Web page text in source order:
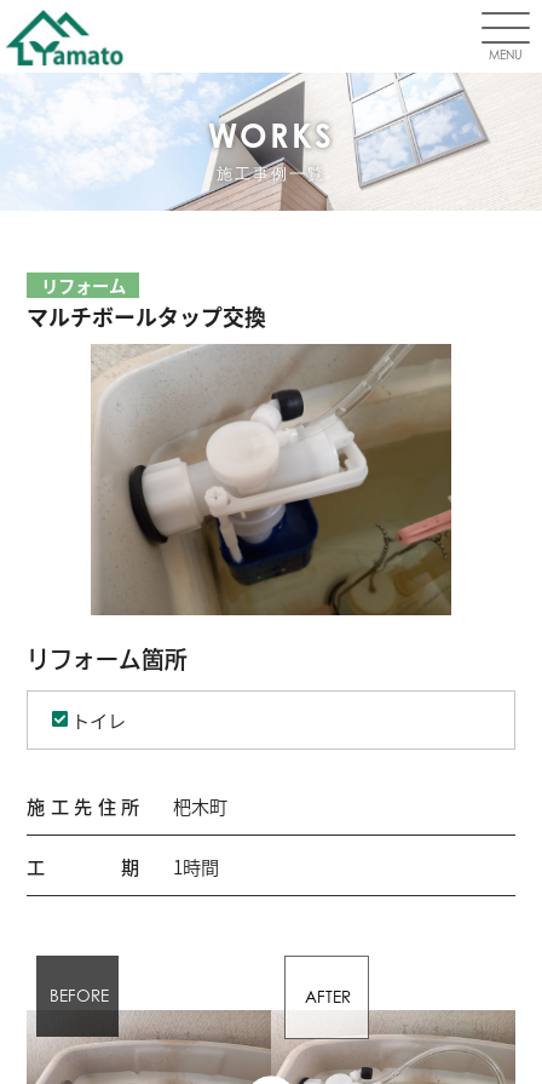
MENU
WORKS
施工事例一覧
リフォーム
マルチボールタップ交換
リフォーム箇所
トイレ
施工先住所 杷木町
工期 1時間